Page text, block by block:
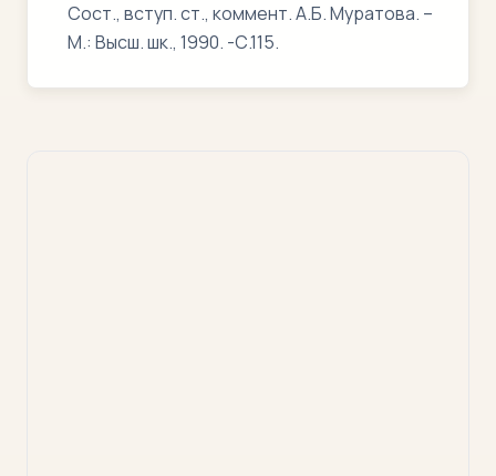
Сост., вступ. ст., коммент. А.Б. Муратова. –
М.: Высш. шк., 1990. -С.115.